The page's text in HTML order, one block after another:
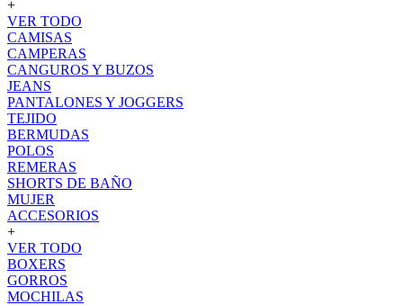
+
VER TODO
CAMISAS
CAMPERAS
CANGUROS Y BUZOS
JEANS
PANTALONES Y JOGGERS
TEJIDO
BERMUDAS
POLOS
REMERAS
SHORTS DE BAÑO
MUJER
ACCESORIOS
+
VER TODO
BOXERS
GORROS
MOCHILAS